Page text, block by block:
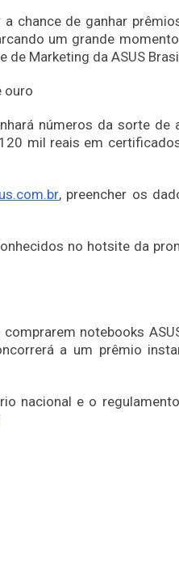
a chance de ganhar
um grande
de Marketing da ASUS
ouro
números da sorte de
mil reais em
, preencher os
no hotsite da
notebooks
a um prêmio
nacional e o